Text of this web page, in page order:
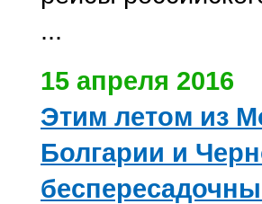
...
15 апреля 2016
Этим летом из
Болгарии и